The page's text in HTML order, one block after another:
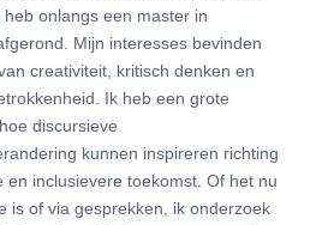
onlangs een master in
Mijn interesses bevinden
creativiteit, kritisch denken en
Ik heb een grote
discursieve
kunnen inspireren richting
en inclusievere toekomst. Of het nu
is of via gesprekken, ik onderzoek